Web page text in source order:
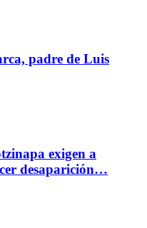
padre de Luis
exigen a
desaparición…